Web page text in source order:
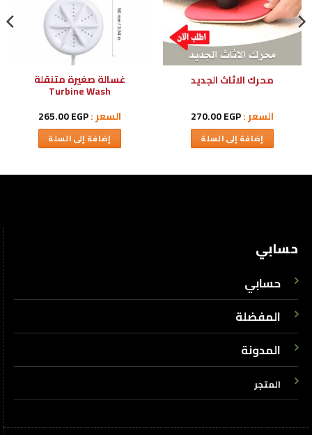
محرك الاثاث الجديد
السعر :
270.00EGP
إضافة إلى السلة
غسالة صغيرة متنقلة
Turbine Wash
السعر :
265.00EGP
إضافة إلى السلة
حسابي
حسابي
المفضلة
المدونة
المتجر